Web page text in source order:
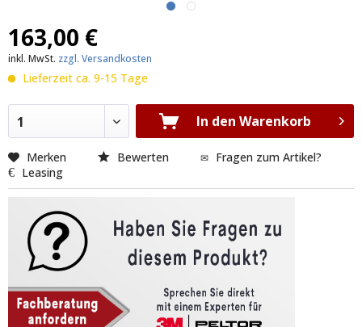
163,00 €
inkl. MwSt. zzgl. Versandkosten
Lieferzeit ca. 9-15 Tage
1 In den Warenkorb
Merken Bewerten
Fragen zum Artikel?
Leasing